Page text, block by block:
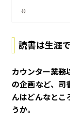
読書は生涯
――カウンター業
の企画など、司
んはどんなとこ
うか。